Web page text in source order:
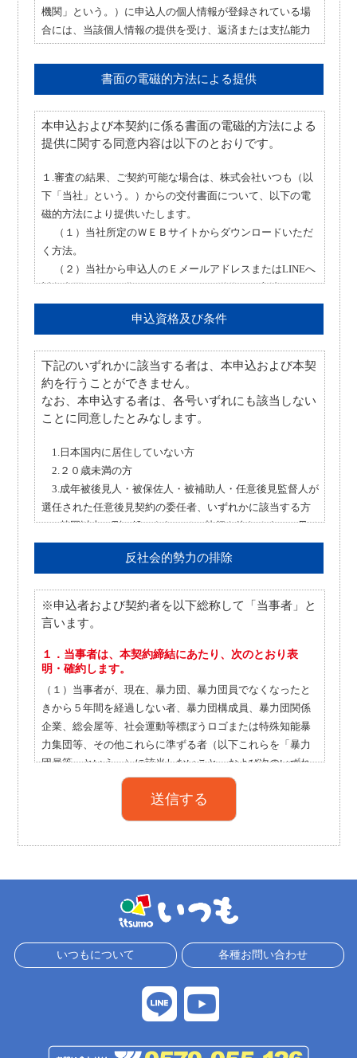
機関」という。）に申込人の個人情報が登録されている場
合には、当該個人情報の提供を受け、返済または支払能力
を調査する目的のみに使用します。
（氏名、生年月日、電話番号および運転免許証等の記号番
号等）、並びに申込日および申込商品種別等の情報。（以
下、「申込情報」という。）を、加盟先機関に提供しま
第３条（申込情報の登録）
加盟先機関の、当該申込情報の登録期間は照会日から６ヶ
第４条（申込情報の他会員への提供）
加盟先機関は、当該申込情報を加盟会員および提携先機関
の加盟会員に提供します。加盟先機関および提携先機関の
加盟会員は、当該申込情報を返済または支払能力を調査す
る目的のみに使用します。
当社は、申込人に係る本申込に関して取得した本人確認資
料等（運転免許証等、健康保険証等）に記録された、本籍
地を含む本人識別情報（以下、「本人確認情報」とい
う。）を、加盟先機関に提供します。加盟先機関は、当該
情報機関に提供します。加盟先機関および加盟先機関から
提供を受けた個人情報信用情報機関は、当該本人確認情報
を、登録されている個人情報に係る本人の同一性確認の目
的に利用します。
が提携する信用情報機関）
当社が加盟する信用情報機関および当該機関が提携する信
〔当社が加盟する信用情報機関〕
連絡先 ： ０５７０－０５５－９５５
ＵＲＬ ： https://www.jicc.co.jp/
〔当社が加盟する信用情報機関が提携する信用情報機関〕
名称 ： 株式会社シー・アイ・シー
連絡先 ： ０１２０－８１０－４１４
名称 ： 全国銀行個人信用情報センター
連絡先 ： ０３－３２１４－５０２０
第７条（個人情報の利用目的について）
当社は、申込者の個人情報について次の利用目的の範囲内
で適正に利用いたします。
２．（１）当社の与信並びに与信後の権利の保存、管理、
（２）申込人の本籍地に関する情報については、債務
者確認および所在確認のため
担保差入れその他の取引のため
書面の電磁的方法による提供
本申込および本契約に係る書面の電磁的方法による
提供に関する同意内容は以下のとおりです。
１.審査の結果、ご契約可能な場合は、株式会社いつも（以
下「当社」という。）からの交付書面について、以下の電
磁的方法により提供いたします。
（１）当社所定のＷＥＢサイトからダウンロードいただ
く方法。
（２）当社から申込人のＥメールアドレスまたはLINEへ
対象書面をＰＤＦ化したものをメール送信する方法。
（３）当社から申込人のＥメールアドレスまたはLINEへ
対象書面をテキスト化したものをメール送信する方法。
書面を送信する方法。
２.前項における契約書面とは、以下の書面とします。
（１）契約締結前交付書面（貸金業法第１６条の２項第
２項）
く書面）
（３）返済受領書（貸金業法第１８条第４項）
申込資格及び条件
下記のいずれかに該当する者は、本申込および本契
約を行うことができません。
なお、本申込する者は、各号いずれにも該当しない
ことに同意したとみなします。
1.日本国内に居住していない方
2.２０歳未満の方
3.成年被後見人・被保佐人・被補助人・任意後見監督人が
選任された任意後見契約の委任者、いずれかに該当する方
4.禁固以上の刑に処せられ、その執行を終わるまで、又は
その執行を受けることがなくなるまでの方
反社会的勢力の排除
※申込者および契約者を以下総称して「当事者」と
言います。
１．当事者は、本契約締結にあたり、次のとおり表
明・確約します。
（１）当事者が、現在、暴力団、暴力団員でなくなったと
きから５年間を経過しない者、暴力団構成員、暴力団関係
企業、総会屋等、社会運動等標ぼうロゴまたは特殊知能暴
力集団等、その他これらに準ずる者（以下これらを「暴力
団員等」という。）に該当しないこと、および次のいずれ
にも該当しないこと、かつ将来にわたっても該当しないこ
①暴力団員等が経営を支配していると認められる関係を
たは第三者に損害を加える目的をもってするなど、
不当に暴力団員等を利用していると認められる関係を
有すること。
（２）当事者は、自らまたは第三者を利用して、次のいず
れにも該当する行為をおこなわないこと。
①暴力的な要求行為。
②法的な責任を超えた不当な要求行為。
③取引に関して、脅迫的な言動をし、または暴力を用い
いつもについて 各種お問い合わせ